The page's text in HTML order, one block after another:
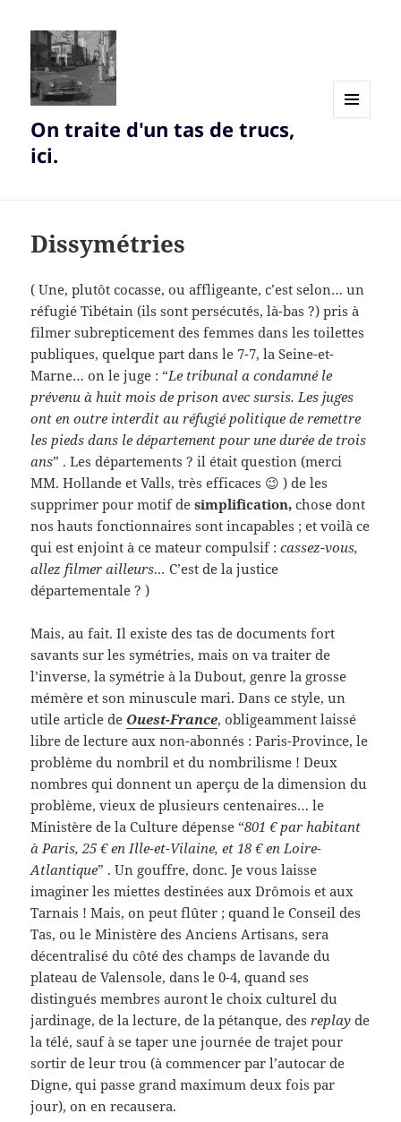
On traite d'un tas de trucs,
ici.
Dissymétries
( Une, plutôt cocasse, ou affligeante, c’est selon… un
réfugié Tibétain (ils sont persécutés, là-bas ?) pris à
filmer subrepticement des femmes dans les toilettes
publiques, quelque part dans le 7-7, la Seine-et-
Marne… on le juge : “Le tribunal a condamné le
prévenu à huit mois de prison avec sursis. Les juges
ont en outre interdit au réfugié politique de remettre
les pieds dans le département pour une durée de trois
ans” . Les départements ? il était question (merci
MM. Hollande et Valls, très efficaces 😉 ) de les
supprimer pour motif desimplification,chose dont
nos hauts fonctionnaires sont incapables ; et voilà ce
qui est enjoint à ce mateur compulsif :cassez-vous,
allez filmer ailleurs… C’est de la justice
départementale ? )
Mais, au fait. Il existe des tas de documents fort
savants sur les symétries, mais on va traiter de
l’inverse, la symétrie à la Dubout, genre la grosse
mémère et son minuscule mari. Dans ce style, un
utile article de Ouest-France, obligeamment laissé
libre de lecture aux non-abonnés : Paris-Province, le
problème du nombril et du nombrilisme ! Deux
nombres qui donnent un aperçu de la dimension du
problème, vieux de plusieurs centenaires… le
Ministère de la Culture dépense “801 € par habitant
à Paris, 25 € en Ille-et-Vilaine, et 18 € en Loire-
Atlantique” . Un gouffre, donc. Je vous laisse
imaginer les miettes destinées aux Drômois et aux
Tarnais ! Mais, on peut flûter ; quand le Conseil des
Tas, ou le Ministère des Anciens Artisans, sera
décentralisé du côté des champs de lavande du
plateau de Valensole, dans le 0-4, quand ses
distingués membres auront le choix culturel du
jardinage, de la lecture, de la pétanque, desreplayde
la télé, sauf à se taper une journée de trajet pour
sortir de leur trou (à commencer par l’autocar de
Digne, qui passe grand maximum deux fois par
jour), on en recausera.